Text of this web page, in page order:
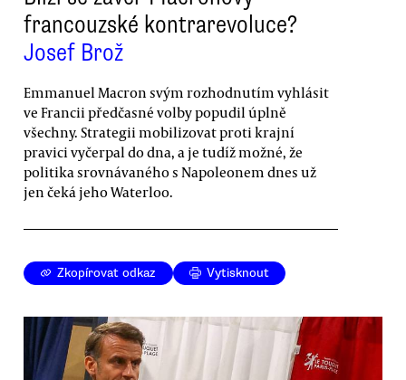
francouzské kontrarevoluce?
Josef Brož
Emmanuel Macron svým rozhodnutím vyhlásit
ve Francii předčasné volby popudil úplně
všechny. Strategii mobilizovat proti krajní
pravici vyčerpal do dna, a je tudíž možné, že
politika srovnávaného s Napoleonem dnes už
jen čeká jeho Waterloo.
Zkopírovat odkaz Vytisknout